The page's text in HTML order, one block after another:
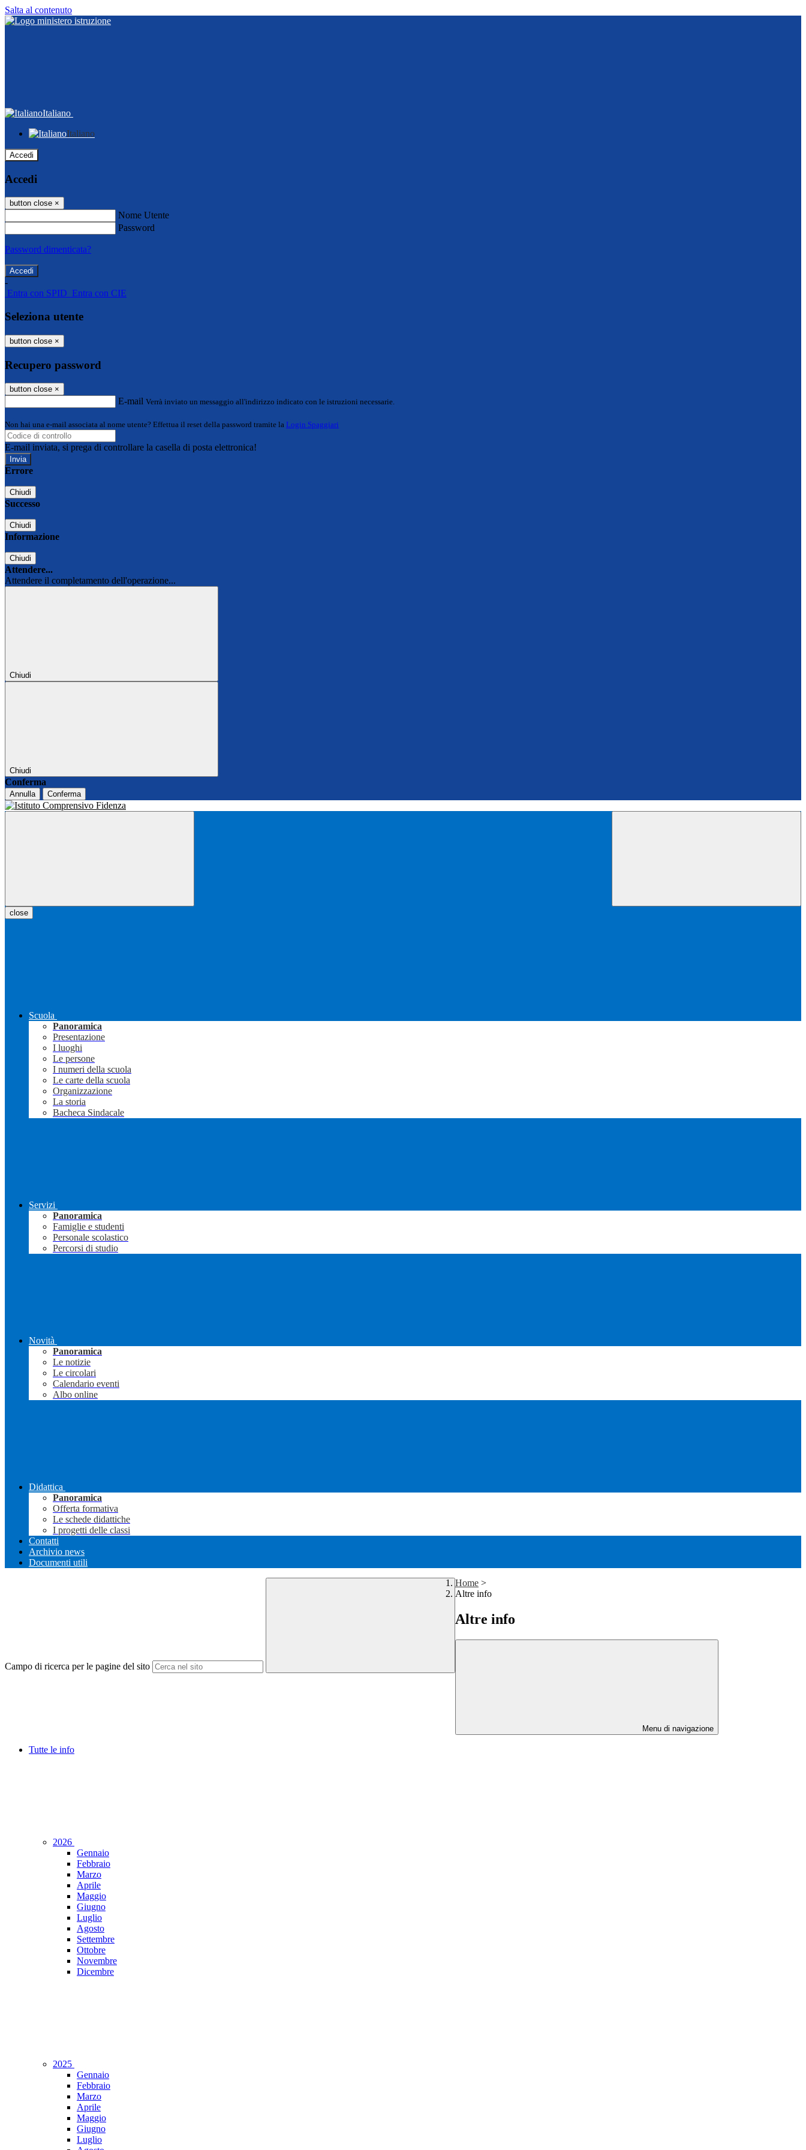
Salta al contenuto
Italiano
Italiano
Accedi
Accedi
button close ×
Nome Utente
Password
Password dimenticata?
-
Entra con SPID Entra con CIE
Seleziona utente
button close ×
Recupero password
button close ×
E-mail Verrà inviato un messaggio all'indirizzo indicato con le istruzioni necessarie.
Non hai una e-mail associata al nome utente? Effettua il reset della password tramite la Login Spaggiari
E-mail inviata, si prega di controllare la casella di posta elettronica!
Errore
Chiudi
Successo
Chiudi
Informazione
Chiudi
Attendere...
Attendere il completamento dell'operazione...
Chiudi
Chiudi
Conferma
Annulla Conferma
close
Scuola
Panoramica
Presentazione
I luoghi
Le persone
I numeri della scuola
Le carte della scuola
Organizzazione
La storia
Bacheca Sindacale
Servizi
Panoramica
Famiglie e studenti
Personale scolastico
Percorsi di studio
Novità
Panoramica
Le notizie
Le circolari
Calendario eventi
Albo online
Didattica
Panoramica
Offerta formativa
Le schede didattiche
I progetti delle classi
Contatti
Archivio news
Documenti utili
Campo di ricerca per le pagine del sito
Home >
Altre info
Altre info
Menu di navigazione
Tutte le info
2026
Gennaio
Febbraio
Marzo
Aprile
Maggio
Giugno
Luglio
Agosto
Settembre
Ottobre
Novembre
Dicembre
2025
Gennaio
Febbraio
Marzo
Aprile
Maggio
Giugno
Luglio